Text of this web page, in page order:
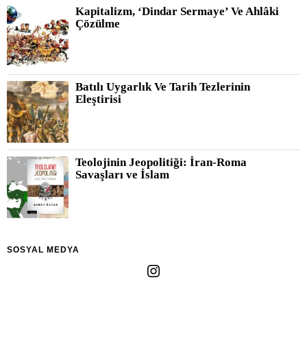
Kapitalizm, ‘Dindar Sermaye’ Ve Ahlâki
Çözülme
Batılı Uygarlık Ve Tarih Tezlerinin
Eleştirisi
Teolojinin Jeopolitiği: İran-Roma
Savaşları ve İslam
SOSYAL MEDYA